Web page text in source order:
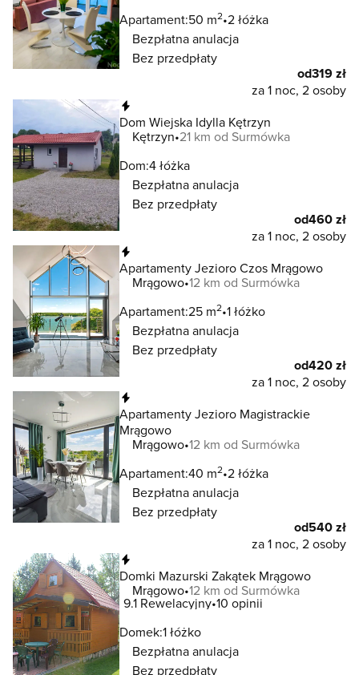
Apartament:50 m2 2 łóżka
Bezpłatna anulacja
Bez przedpłaty
od319 zł
za 1 noc, 2 osoby
Dom Wiejska Idylla Kętrzyn
Kętrzyn 21 km od Surmówka
Dom:4 łóżka
Bezpłatna anulacja
Bez przedpłaty
od460 zł
za 1 noc, 2 osoby
Apartamenty Jezioro Czos Mrągowo
Mrągowo 12 km od Surmówka
Apartament:25 m2 1 łóżko
Bezpłatna anulacja
Bez przedpłaty
od420 zł
za 1 noc, 2 osoby
Apartamenty Jezioro Magistrackie
Mrągowo
Mrągowo 12 km od Surmówka
Apartament:40 m2 2 łóżka
Bezpłatna anulacja
Bez przedpłaty
od540 zł
za 1 noc, 2 osoby
Domki Mazurski Zakątek Mrągowo
Mrągowo 12 km od Surmówka
9.1 Rewelacyjny 10 opinii
Domek:1 łóżko
Bezpłatna anulacja
Bez przedpłaty